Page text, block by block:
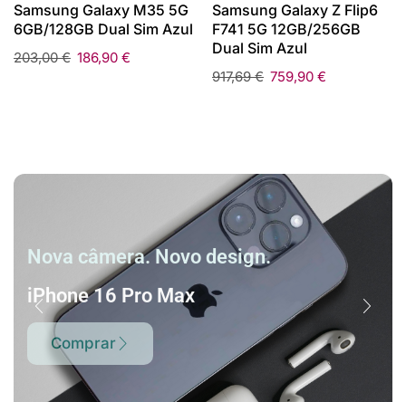
Samsung Galaxy M35 5G
6GB/128GB Dual Sim Azul
203,00€ 186,90 €
Samsung Galaxy Z Flip6
F741 5G 12GB/256GB
Dual Sim Azul
917,69€ 759,90 €
Nova câmera. Novo design.
iPhone 16 Pro Max
Comprar